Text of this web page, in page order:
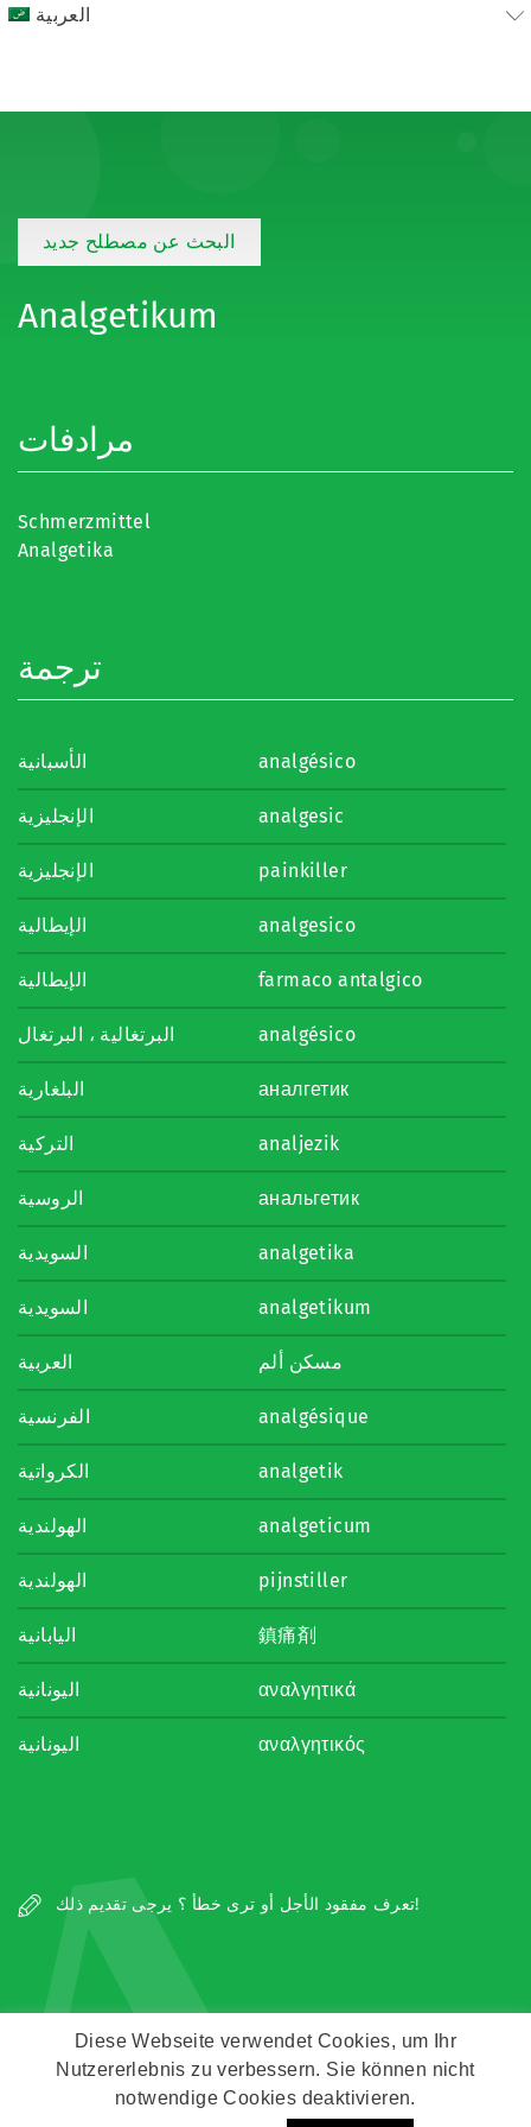
العربية
البحث عن مصطلح جديد
Analgetikum
مرادفات
Schmerzmittel
Analgetika
ترجمة
الأسبانية analgésico
الإنجليزية analgesic
الإنجليزية painkiller
الإيطالية analgesico
الإيطالية farmaco antalgico
البرتغالية ، البرتغال analgésico
البلغارية аналгетик
التركية analjezik
الروسية анальгетик
السويدية analgetika
السويدية analgetikum
العربية مسكن ألم
الفرنسية analgésique
الكرواتية analgetik
الهولندية analgeticum
الهولندية pijnstiller
اليابانية 鎮痛剤
اليونانية αναλγητικά
اليونانية αναλγητικός
تعرف مفقود الأجل أو ترى خطأ ؟ يرجى تقديم ذلك!
Copyright © Zeitz Franko Zeitz
Diese Webseite verwendet Cookies, um Ihr
Nutzererlebnis zu verbessern. Sie können nicht
notwendige Cookies deaktivieren.